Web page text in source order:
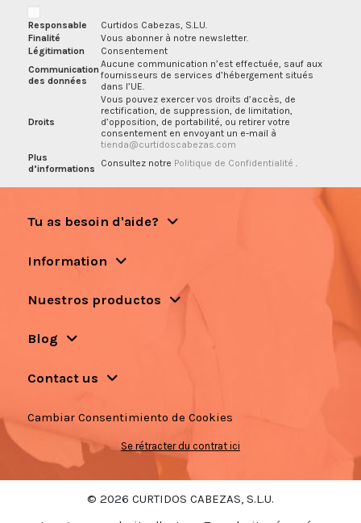
Responsable
Curtidos Cabezas, S.L.U.
Finalité
Vous abonner à notre newsletter.
Légitimation
Consentement
Communication
des données
Aucune communication n’est effectuée, sauf aux
fournisseurs de services d’hébergement situés
dans l’UE.
Droits
Vous pouvez exercer vos droits d’accès, de
rectification, de suppression, de limitation,
d’opposition, de portabilité, ou retirer votre
consentement en envoyant un e-mail à
tienda@curtidoscabezas.com
Plus
d’informations
Consultez notre Politique de Confidentialité .
Tu as besoin d'aide?
Information
Nuestros productos
Blog
Contact us
Cambiar Consentimiento de Cookies
Se rétracter du contrat ici
© 2026 CURTIDOS CABEZAS, S.L.U.